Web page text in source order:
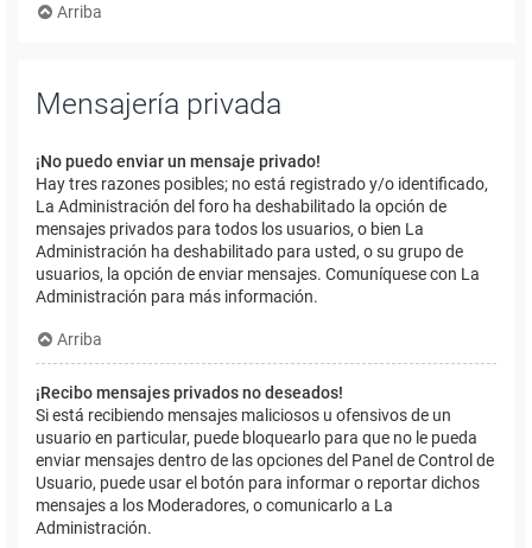
Arriba
Mensajería privada
¡No puedo enviar un mensaje privado!
Hay tres razones posibles; no está registrado y/o identificado,
La Administración del foro ha deshabilitado la opción de
mensajes privados para todos los usuarios, o bien La
Administración ha deshabilitado para usted, o su grupo de
usuarios, la opción de enviar mensajes. Comuníquese con La
Administración para más información.
Arriba
¡Recibo mensajes privados no deseados!
Si está recibiendo mensajes maliciosos u ofensivos de un
usuario en particular, puede bloquearlo para que no le pueda
enviar mensajes dentro de las opciones del Panel de Control de
Usuario, puede usar el botón para informar o reportar dichos
mensajes a los Moderadores, o comunicarlo a La
Administración.